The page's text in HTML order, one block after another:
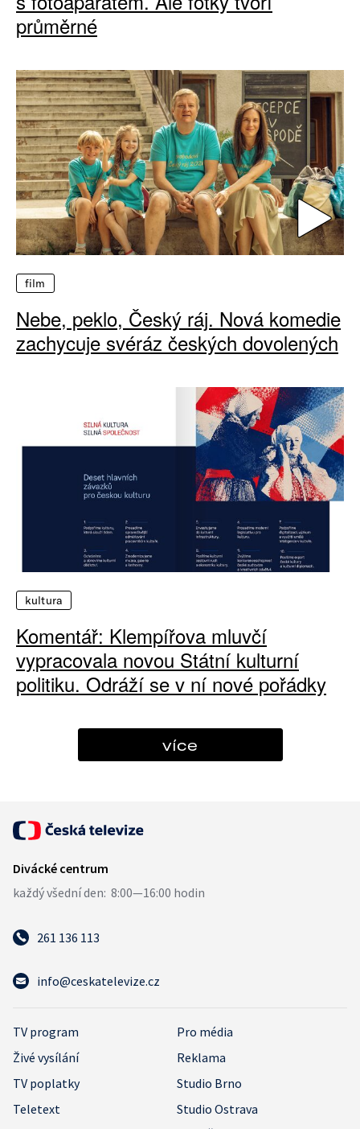
průměrné
film
Nebe, peklo, Český ráj. Nová komedie
zachycuje svéráz českých dovolených
kultura
Komentář: Klempířova mluvčí
vypracovala novou Státní kulturní
politiku. Odráží se v ní nové pořádky
více
261 136 113
info@ceskatelevize.cz
TV program
Pro média
Živé vysílání
Reklama
TV poplatky
Studio Brno
Teletext
Studio Ostrava